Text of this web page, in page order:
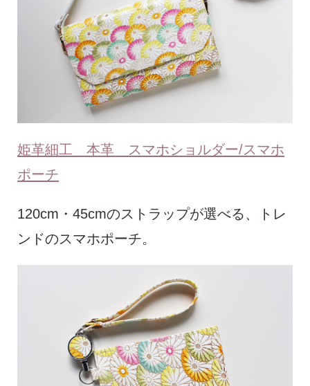
姫革細工 本革 スマホショルダー/スマホ
ポーチ
120cm・45cmのストラップが選べる、トレ
ンドのスマホポーチ。